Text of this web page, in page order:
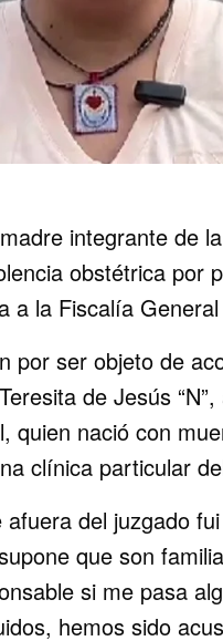
integrante de
obstétrica por
a la Fiscalía
por ser objeto de
de Jesús
quien nació con
clínica particular
afuera del juzgado
que son
si me pasa
hemos sido